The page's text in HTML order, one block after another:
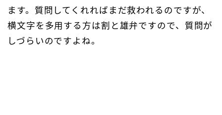
ます。質問してくれればまだ救われるのですが、
横文字を多用する方は割と雄弁ですので、質問が
しづらいのですよね。